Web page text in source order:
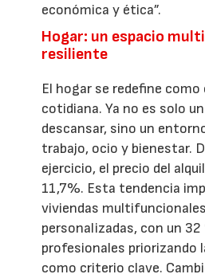
económica y ética”.
Hogar: un espacio
resiliente
El hogar se redefine
cotidiana. Ya no es solo
descansar, sino un
trabajo, ocio y bienestar.
ejercicio, el precio del
11,7%. Esta tendencia
viviendas
personalizadas, con un 32
profesionales priorizando
como criterio clave.